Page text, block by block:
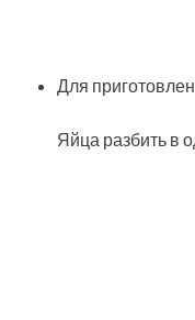
Для
Яйца разбить в